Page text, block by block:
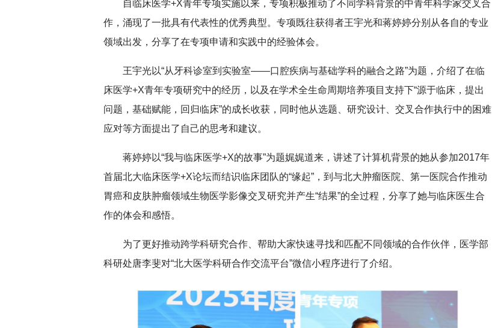
自临床医学+X青年专项实施以来，专项积极推动了不同学科背景的中青年科学家交叉合
作，涌现了一批具有代表性的优秀典型。专项既往获得者王宇光和蒋婷婷分别从各自的专业
领域出发，分享了在专项申请和实践中的经验体会。
王宇光以“从牙科诊室到实验室——口腔疾病与基础学科的融合之路”为题，介绍了在临
床医学+X青年专项研究中的经历，以及在学术全生命周期培养项目支持下“源于临床，提出
问题，基础赋能，回归临床”的成长收获，同时他从选题、研究设计、交叉合作执行中的困难
应对等方面提出了自己的思考和建议。
蒋婷婷以“我与临床医学+X的故事”为题娓娓道来，讲述了计算机背景的她从参加2017年
首届北大临床医学+X论坛而结识临床团队的“缘起”，到与北大肿瘤医院、第一医院合作推动
胃癌和皮肤肿瘤领域生物医学影像交叉研究并产生“结果”的全过程，分享了她与临床医生合
作的体会和感悟。
为了更好推动跨学科研究合作、帮助大家快速寻找和匹配不同领域的合作伙伴，医学部
科研处唐李斐对“北大医学科研合作交流平台”微信小程序进行了介绍。